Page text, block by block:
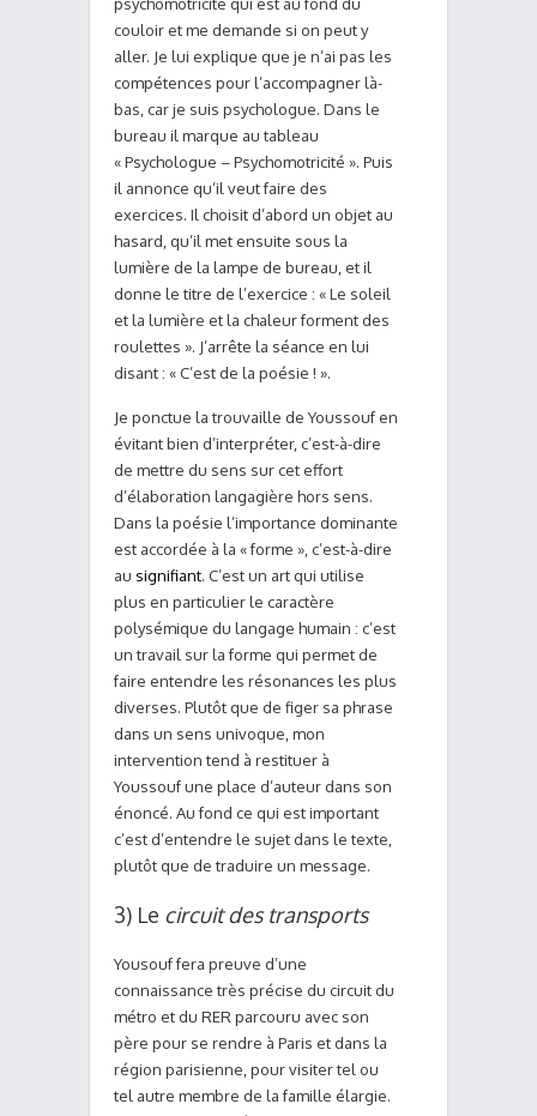
couloir et me demande si on peut y
aller. Je lui explique que je n’ai pas les
compétences pour l’accompagner là-
bas, car je suis psychologue. Dans le
bureau il marque au tableau
« Psychologue – Psychomotricité ». Puis
il annonce qu’il veut faire des
exercices. Il choisit d’abord un objet au
hasard, qu’il met ensuite sous la
lumière de la lampe de bureau, et il
donne le titre de l’exercice : « Le soleil
et la lumière et la chaleur forment des
roulettes ». J’arrête la séance en lui
disant : « C’est de la poésie ! ».
Je ponctue la trouvaille de Youssouf en
évitant bien d’interpréter, c’est-à-dire
de mettre du sens sur cet effort
d’élaboration langagière hors sens.
Dans la poésie l’importance dominante
est accordée à la « forme » , c’est-à-dire
au signifiant. C’est un art qui utilise
plus en particulier le caractère
polysémique du langage humain : c’est
un travail sur la forme qui permet de
faire entendre les résonances les plus
diverses. Plutôt que de figer sa phrase
dans un sens univoque, mon
intervention tend à restituer à
Youssouf une place d’auteur dans son
énoncé. Au fond ce qui est important
c’est d’entendre le sujet dans le texte,
plutôt que de traduire un message.
3) Le circuit des transports
Yousouf fera preuve d’une
connaissance très précise du circuit du
métro et du RER parcouru avec son
père pour se rendre à Paris et dans la
région parisienne, pour visiter tel ou
tel autre membre de la famille élargie.